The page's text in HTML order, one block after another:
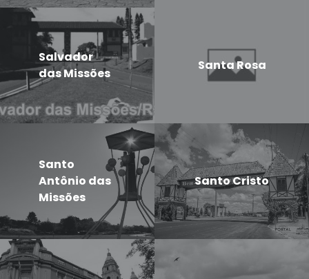
Salvador
das Missões
Santa Rosa
Santo
Antônio das
Missões
Santo Cristo